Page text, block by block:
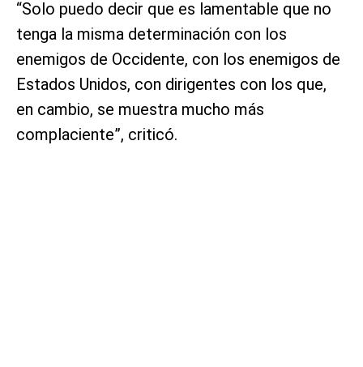
“Solo puedo decir que es lamentable que no
tenga la misma determinación con los
enemigos de Occidente, con los enemigos de
Estados Unidos, con dirigentes con los que,
en cambio, se muestra mucho más
complaciente”, criticó.